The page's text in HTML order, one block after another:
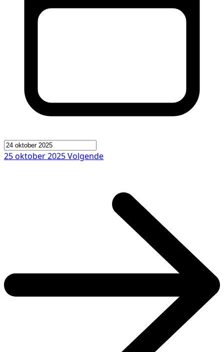
25 oktober 2025Volgende